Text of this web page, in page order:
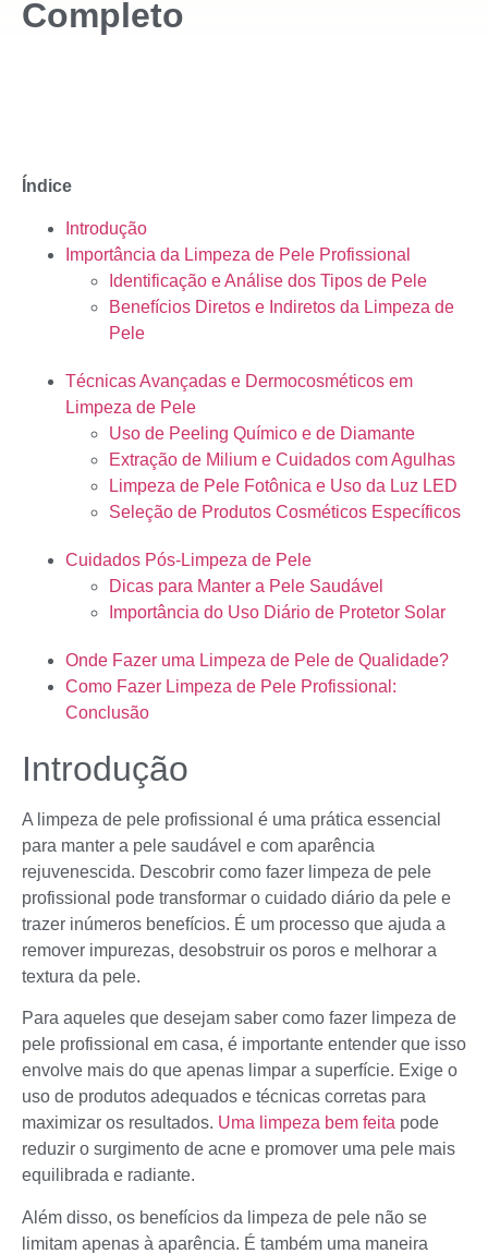
Completo
Índice
Introdução
Importância da Limpeza de Pele Profissional
Identificação e Análise dos Tipos de Pele
Benefícios Diretos e Indiretos da Limpeza de
Pele
Técnicas Avançadas e Dermocosméticos em
Limpeza de Pele
Uso de Peeling Químico e de Diamante
Extração de Milium e Cuidados com Agulhas
Limpeza de Pele Fotônica e Uso da Luz LED
Seleção de Produtos Cosméticos Específicos
Cuidados Pós-Limpeza de Pele
Dicas para Manter a Pele Saudável
Importância do Uso Diário de Protetor Solar
Onde Fazer uma Limpeza de Pele de Qualidade?
Como Fazer Limpeza de Pele Profissional:
Conclusão
Introdução
A limpeza de pele profissional é uma prática essencial
para manter a pele saudável e com aparência
rejuvenescida. Descobrir como fazer limpeza de pele
profissional pode transformar o cuidado diário da pele e
trazer inúmeros benefícios. É um processo que ajuda a
remover impurezas, desobstruir os poros e melhorar a
textura da pele.
Para aqueles que desejam saber como fazer limpeza de
pele profissional em casa, é importante entender que isso
envolve mais do que apenas limpar a superfície. Exige o
uso de produtos adequados e técnicas corretas para
maximizar os resultados. Uma limpeza bem feita pode
reduzir o surgimento de acne e promover uma pele mais
equilibrada e radiante.
Além disso, os benefícios da limpeza de pele não se
limitam apenas à aparência. É também uma maneira